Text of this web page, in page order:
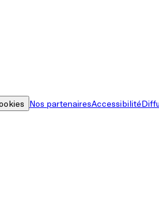
Nos partenairesAccessibilité